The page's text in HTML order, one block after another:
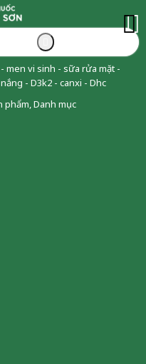
men vi sinh - sữa rửa mặt -
- D3k2 - canxi - Dhc
phẩm, Danh mục